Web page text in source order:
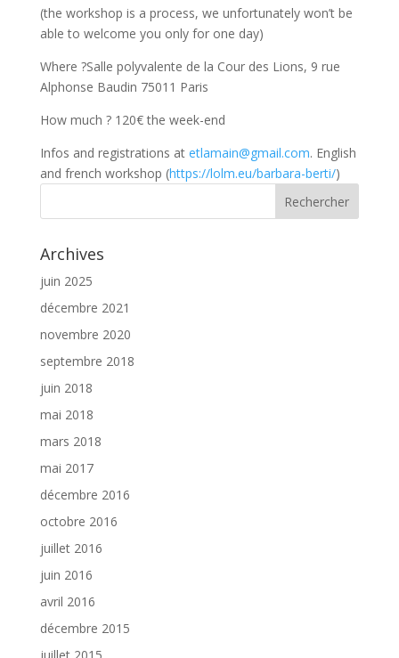
(the workshop is a process, we unfortunately won’t be
able to welcome you only for one day)
Where ?Salle polyvalente de la Cour des Lions, 9 rue
Alphonse Baudin 75011 Paris
How much ? 120€ the week-end
Infos and registrations at etlamain@gmail.com. English
and french workshop (https://lolm.eu/barbara-berti/)
Archives
juin 2025
décembre 2021
novembre 2020
septembre 2018
juin 2018
mai 2018
mars 2018
mai 2017
décembre 2016
octobre 2016
juillet 2016
juin 2016
avril 2016
décembre 2015